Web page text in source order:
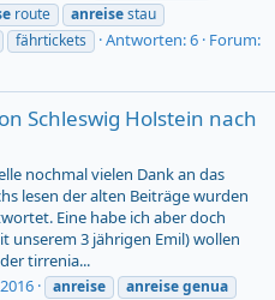
route anreisestau
fährtickets Antworten: 6 Forum:
Schleswig Holstein nach
nochmal vielen Dank an das
lesen der alten Beiträge wurden
Eine habe ich aber doch
unserem 3 jährigen Emil) wollen
tirrenia...
anreise anreisegenua